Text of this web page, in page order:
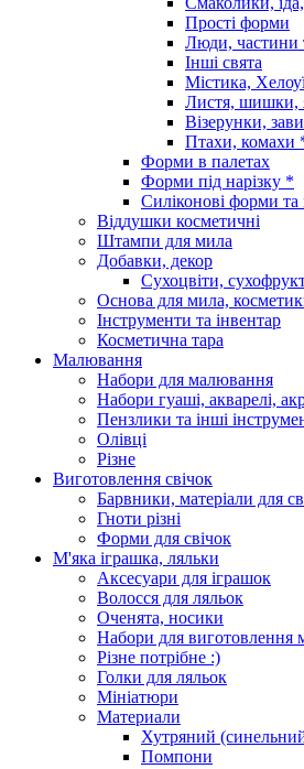
Прості форми
Люди, частини
Інші свята
Містика,
Листя, шишки,
Візерунки,
Птахи, комахи
Форми в палетах
Форми під нарізку *
Силіконові форми
Віддушки косметичні
Штампи для мила
Добавки, декор
Сухоцвіти,
Основа для мила,
Інструменти та інвентар
Косметична тара
Малювання
Набори для малювання
Набори гуаші, акварелі,
Пензлики та інші
Олівці
Різне
Виготовлення свічок
Барвники, матеріали для
Гноти різні
Форми для свічок
М'яка іграшка, ляльки
Аксесуари для іграшок
Волосся для ляльок
Оченята, носики
Набори для виготовлення
Різне потрібне :)
Голки для ляльок
Мініатюри
Материали
Хутряний
Помпони